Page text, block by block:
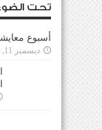
تحت
أسبوع
ديسمبر 11, 2023